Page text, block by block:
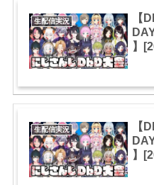
生配信実況
【
】
生配信実況
【
】